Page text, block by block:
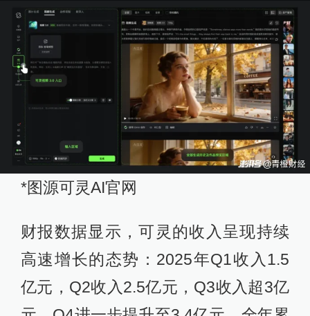
*图源可灵AI官网
财报数据显示，可灵的收入呈现持续
高速增长的态势：2025年Q1收入1.5
亿元，Q2收入2.5亿元，Q3收入超3亿